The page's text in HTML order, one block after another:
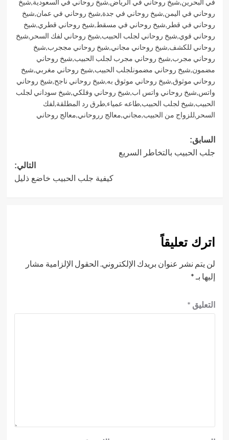
روحاني في اليمن,شيخ روحاني في جدة,شيخ روحاني في عمان,شيخ
روحاني في قطر ,شيخ روحاني في مسقط,شيخ روحاني قطري,شيخ
روحاني قوي,شيخ روحاني لجلب الحبيب,شيخ روحاني لفك السحر ,شيخ
روحاني للكشف,شيخ روحاني مجاني,شيخ روحاني مججرب,شيخ
روحاني مجرب,شيخ روحاني مجرب لجلب الحبيب,شيخ روحاني
مضمون,شيخ روحاني مضمونلجلب الحبيب,شيخ روحاني مغربي,شيخ
روحاني موثوق,شيخ روحاني موثوق به,شيخ روحاني ناجح,شيخ روحاني
واتس,شيخ روحاني واتس اب,شيخ روحاني وفلكي,شيخ سوداني لجلب
الحبيب,شيخ لجلب الحبيب,طاعه عمياء,طرق رد المطلقة,لفك
السحر ,للزواج من الحبيب,مجاني,معالج رروحاني,معالج روحاني
تصفّح
المقالات
السابق:
جلب الحبيب بالتخاطر السريع
التالي:
كيفية جلب الحبيب خاضع ذليل
اترك تعليقاً
لن يتم نشر عنوان بريدك الإلكتروني. الحقول الإلزامية مشار
إليها بـ *
التعليق *